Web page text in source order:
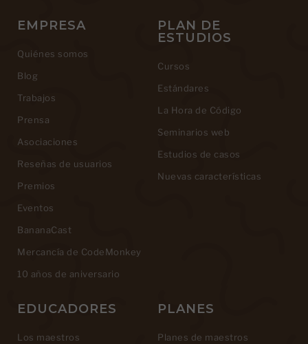
EMPRESA
Quiénes somos
Blog
Trabajos
Prensa
Asociaciones
Reseñas de usuarios
Premios
Eventos
BananaCast
Mercancía de CodeMonkey
10 años de aniversario
PLAN DE
ESTUDIOS
Cursos
Estándares
La Hora de Código
Seminarios web
Estudios de casos
Nuevas características
EDUCADORES
Los maestros
PLANES
Planes de maestros